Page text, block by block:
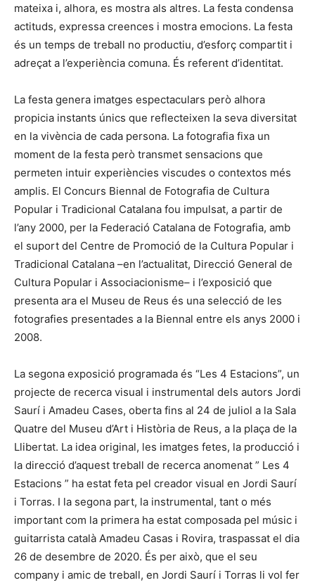
mateixa i, alhora, es mostra als altres. La festa condensa
actituds, expressa creences i mostra emocions. La festa
és un temps de treball no productiu, d’esforç compartit i
adreçat a l’experiència comuna. És referent d’identitat.
La festa genera imatges espectaculars però alhora
propicia instants únics que reflecteixen la seva diversitat
en la vivència de cada persona. La fotografia fixa un
moment de la festa però transmet sensacions que
permeten intuir experiències viscudes o contextos més
amplis. El Concurs Biennal de Fotografia de Cultura
Popular i Tradicional Catalana fou impulsat, a partir de
l’any 2000, per la Federació Catalana de Fotografia, amb
el suport del Centre de Promoció de la Cultura Popular i
Tradicional Catalana –en l’actualitat, Direcció General de
Cultura Popular i Associacionisme– i l’exposició que
presenta ara el Museu de Reus és una selecció de les
fotografies presentades a la Biennal entre els anys 2000 i
2008.
La segona exposició programada és “Les 4 Estacions”, un
projecte de recerca visual i instrumental dels autors Jordi
Saurí i Amadeu Cases, oberta fins al 24 de juliol a la Sala
Quatre del Museu d’Art i Història de Reus, a la plaça de la
Llibertat. La idea original, les imatges fetes, la producció i
la direcció d’aquest treball de recerca anomenat ” Les 4
Estacions ” ha estat feta pel creador visual en Jordi Saurí
i Torras. I la segona part, la instrumental, tant o més
important com la primera ha estat composada pel músic i
guitarrista català Amadeu Casas i Rovira, traspassat el dia
26 de desembre de 2020. És per això, que el seu
company i amic de treball, en Jordi Saurí i Torras li vol fer